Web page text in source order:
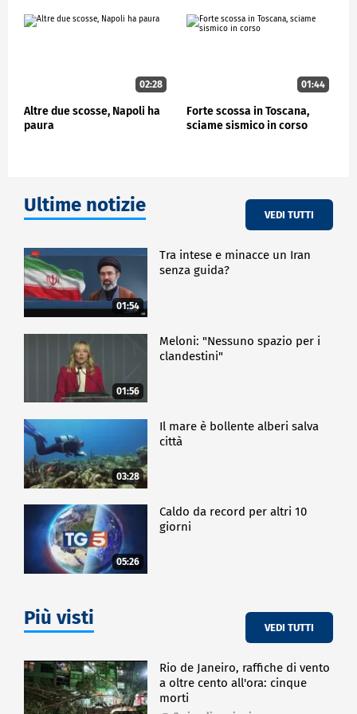
Le scosse hanno comunque spinto le autorità a
ESTERI
02:28
Altre due scosse, Napoli ha
paura
01:44
Forte scossa in Toscana,
sciame sismico in corso
Ultime notizie VEDI TUTTI
01:54
Tra intese e minacce un Iran
senza guida?
01:56
Meloni: "Nessuno spazio per i
clandestini"
03:28
Il mare è bollente alberi salva
città
05:26
Caldo da record per altri 10
giorni
Più visti VEDI TUTTI
Rio de Janeiro, raffiche di vento
a oltre cento all'ora: cinque
morti